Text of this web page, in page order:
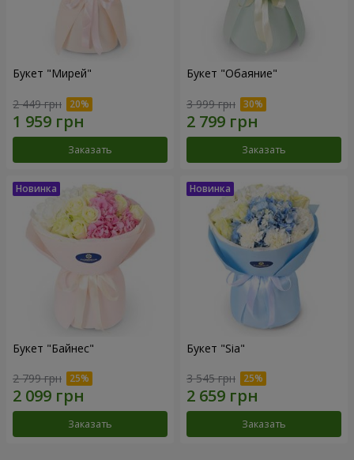
Букет "Мирей"
2 449 грн
Заказать
Букет "Обаяние"
3 999 грн
Заказать
Букет "Байнес"
2 799 грн
Заказать
Букет "Sia"
3 545 грн
Заказать